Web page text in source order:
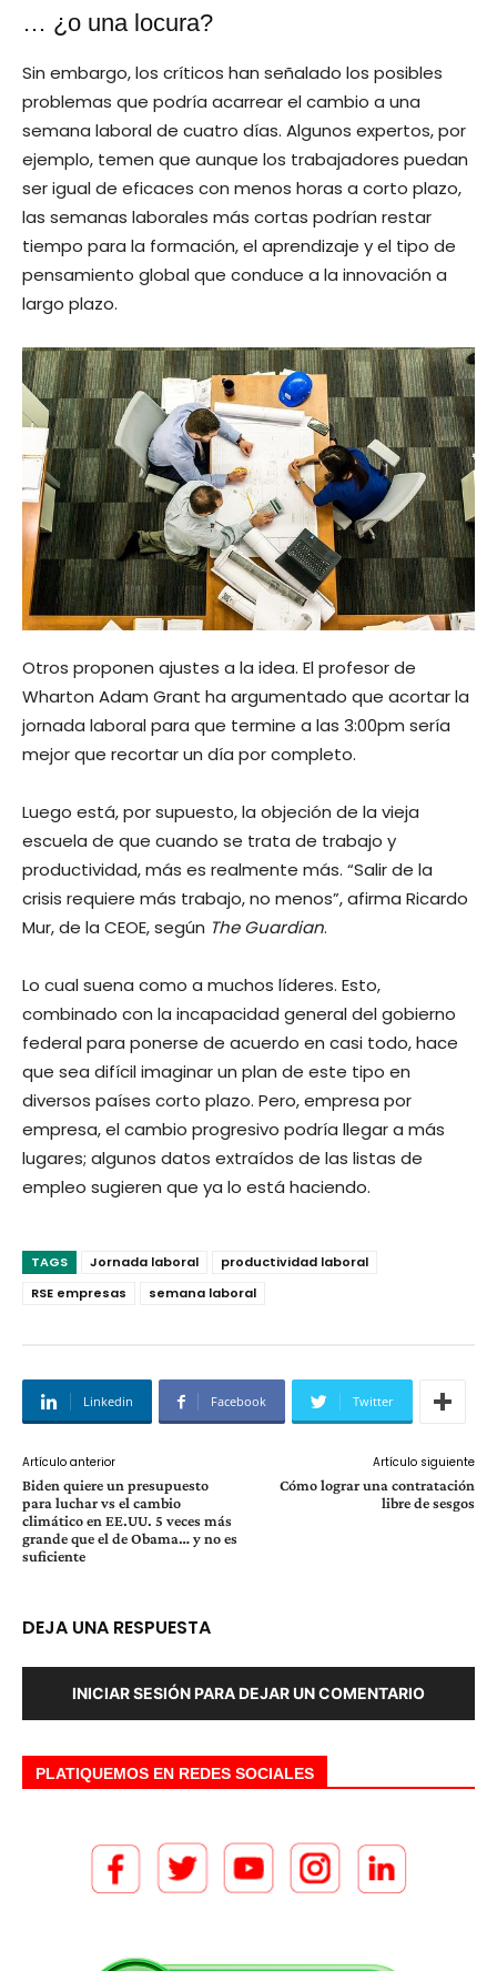
… ¿o una locura?
Sin embargo, los críticos han señalado los posibles
problemas que podría acarrear el cambio a una
semana laboral de cuatro días. Algunos expertos, por
ejemplo, temen que aunque los trabajadores puedan
ser igual de eficaces con menos horas a corto plazo,
las semanas laborales más cortas podrían restar
tiempo para la formación, el aprendizaje y el tipo de
pensamiento global que conduce a la innovación a
largo plazo.
Otros proponen ajustes a la idea. El profesor de
Wharton Adam Grant ha argumentado que acortar la
jornada laboral para que termine a las 3:00pm sería
mejor que recortar un día por completo.
Luego está, por supuesto, la objeción de la vieja
escuela de que cuando se trata de trabajo y
productividad, más es realmente más. “Salir de la
crisis requiere más trabajo, no menos”, afirma Ricardo
Mur, de la CEOE, según The Guardian.
Lo cual suena como a muchos líderes. Esto,
combinado con la incapacidad general del gobierno
federal para ponerse de acuerdo en casi todo, hace
que sea difícil imaginar un plan de este tipo en
diversos países corto plazo. Pero, empresa por
empresa, el cambio progresivo podría llegar a más
lugares; algunos datos extraídos de las listas de
empleo sugieren que ya lo está haciendo.
TAGS Jornada laboral
productividad laboral
RSE empresas
semana laboral
Linkedin Facebook Twitter
Artículo anterior
Biden quiere un presupuesto
para luchar vs el cambio
climático en EE.UU. 5 veces más
grande que el de Obama… y no es
suficiente
Artículo siguiente
Cómo lograr una contratación
libre de sesgos
DEJA UNA RESPUESTA
INICIAR SESIÓN PARA DEJAR UN COMENTARIO
PLATIQUEMOS EN REDES SOCIALES